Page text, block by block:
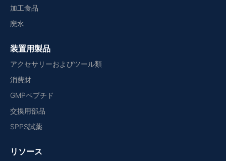
加工食品
廃水
装置用製品
アクセサリーおよびツール類
消費財
GMPペプチド
交換用部品
SPPS試薬
リソース